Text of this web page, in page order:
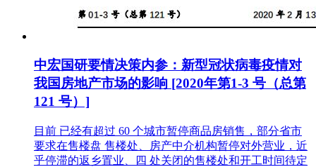
中宏国研要情决策内参：新型冠状病毒疫情对
我国房地产市场的影响 [2020年第1-3 号（总第
121 号）]
目前 已经有超过 60 个城市暂停商品房销售，部分省市
要求在售楼盘 售楼处、房产中介机构暂停对外营业，近
乎停滞的返乡置业、四 处关闭的售楼处和开工时间待定